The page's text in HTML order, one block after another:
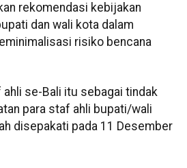
rekomendasi kebijakan
dan wali kota dalam
risiko bencana
se-Bali itu sebagai tindak
para staf ahli bupati/wali
disepakati pada 11 Desember